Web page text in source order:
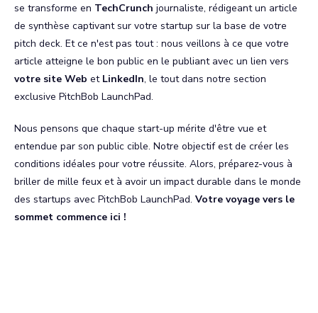
se transforme en TechCrunch journaliste, rédigeant un article
de synthèse captivant sur votre startup sur la base de votre
pitch deck. Et ce n'est pas tout : nous veillons à ce que votre
article atteigne le bon public en le publiant avec un lien vers
votre site Web et LinkedIn, le tout dans notre section
exclusive PitchBob LaunchPad.
Nous pensons que chaque start-up mérite d'être vue et
entendue par son public cible. Notre objectif est de créer les
conditions idéales pour votre réussite. Alors, préparez-vous à
briller de mille feux et à avoir un impact durable dans le monde
des startups avec PitchBob LaunchPad. Votre voyage vers le
sommet commence ici !